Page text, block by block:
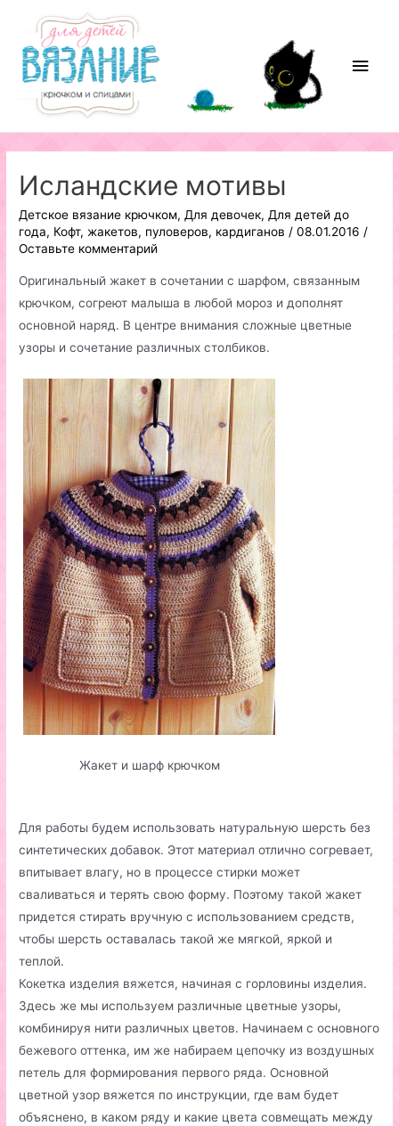
содержимому
Исландские мотивы
Детское вязание крючком,Для девочек,Для детей до
года, Кофт, жакетов, пуловеров, кардиганов /08.01.2016 /
Оставьте комментарий
Оригинальный жакет в сочетании с шарфом, связанным
крючком, согреют малыша в любой мороз и дополнят
основной наряд. В центре внимания сложные цветные
узоры и сочетание различных столбиков.
Жакет и шарф крючком
Для работы будем использовать натуральную шерсть без
синтетических добавок. Этот материал отлично согревает,
впитывает влагу, но в процессе стирки может
сваливаться и терять свою форму. Поэтому такой жакет
придется стирать вручную с использованием средств,
чтобы шерсть оставалась такой же мягкой, яркой и
теплой.
Кокетка изделия вяжется, начиная с горловины изделия.
Здесь же мы используем различные цветные узоры,
комбинируя нити различных цветов. Начинаем с основного
бежевого оттенка, им же набираем цепочку из воздушных
петель для формирования первого ряда. Основной
цветной узор вяжется по инструкции, где вам будет
объяснено, в каком ряду и какие цвета совмещать между